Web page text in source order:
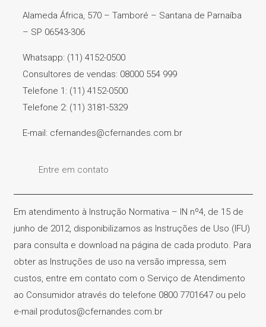
Alameda África, 570 – Tamboré – Santana de Parnaíba
– SP 06543-306
Whatsapp: (11) 4152-0500
Consultores de vendas: 08000 554 999
Telefone 1: (11) 4152-0500
Telefone 2: (11) 3181-5329
E-mail: cfernandes@cfernandes.com.br
Entre em contato
Em atendimento à Instrução Normativa – IN nº4, de 15 de
junho de 2012, disponibilizamos as Instruções de Uso (IFU)
para consulta e download na página de cada produto. Para
obter as Instruções de uso na versão impressa, sem
custos, entre em contato com o Serviço de Atendimento
ao Consumidor através do telefone 0800 7701647 ou pelo
e-mail produtos@cfernandes.com.br